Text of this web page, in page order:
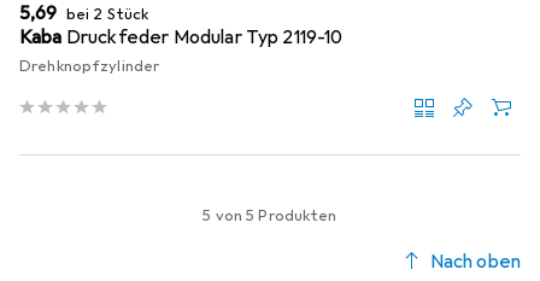
EUR
5,69 bei 2 Stück
Kaba Druckfeder Modular Typ 2119-10
Drehknopfzylinder
5 von 5 Produkten
Nach oben